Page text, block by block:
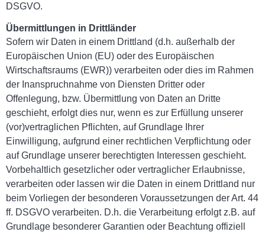
DSGVO.
Übermittlungen in Drittländer
Sofern wir Daten in einem Drittland (d.h. außerhalb der
Europäischen Union (EU) oder des Europäischen
Wirtschaftsraums (EWR)) verarbeiten oder dies im Rahmen
der Inanspruchnahme von Diensten Dritter oder
Offenlegung, bzw. Übermittlung von Daten an Dritte
geschieht, erfolgt dies nur, wenn es zur Erfüllung unserer
(vor)vertraglichen Pflichten, auf Grundlage Ihrer
Einwilligung, aufgrund einer rechtlichen Verpflichtung oder
auf Grundlage unserer berechtigten Interessen geschieht.
Vorbehaltlich gesetzlicher oder vertraglicher Erlaubnisse,
verarbeiten oder lassen wir die Daten in einem Drittland nur
beim Vorliegen der besonderen Voraussetzungen der Art. 44
ff. DSGVO verarbeiten. D.h. die Verarbeitung erfolgt z.B. auf
Grundlage besonderer Garantien oder Beachtung offiziell